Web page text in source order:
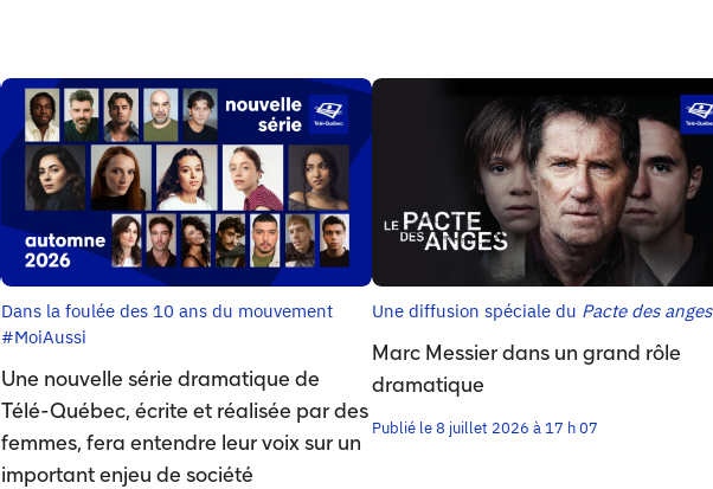
Dans la foulée des 10 ans du mouvement
#MoiAussi
Une nouvelle série dramatique de
Télé-Québec, écrite et réalisée par des
femmes, fera entendre leur voix sur un
important enjeu de société
Une diffusion spéciale du Pacte des anges
Marc Messier dans un grand rôle
dramatique
Publié le 8 juillet 2026 à 17 h 07